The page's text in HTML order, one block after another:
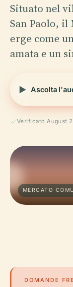
Situato nel
San Paolo,
erge come
amata e un
Ascolta
Verificato August
MERCATO
DOMANDE